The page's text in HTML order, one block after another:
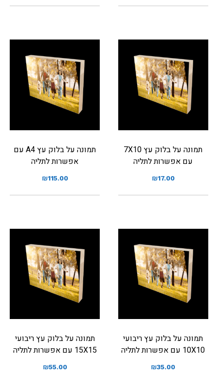
תמונה על בלוק עץ 7X10
עם אפשרות לתליה
₪17.00
תמונה על בלוק עץ A4 עם
אפשרות לתליה
₪115.00
תמונה על בלוק עץ ריבועי
10X10 עם אפשרות לתליה
₪35.00
תמונה על בלוק עץ ריבועי
15X15 עם אפשרות לתליה
₪55.00